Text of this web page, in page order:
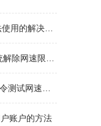
的解决方法
速限制方法
网速的方法
账户的方法